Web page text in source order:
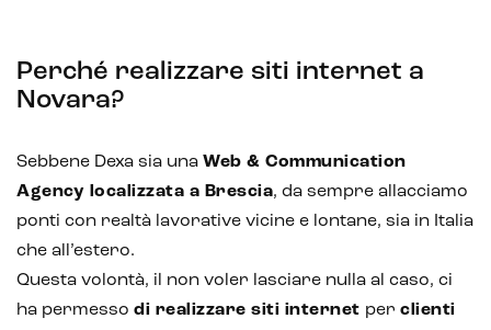
Perché realizzare siti internet a
Novara?
Sebbene Dexa sia una Web & Communication
Agency localizzata a Brescia, da sempre allacciamo
ponti con realtà lavorative vicine e lontane, sia in Italia
che all’estero.
Questa volontà, il non voler lasciare nulla al caso, ci
ha permesso di realizzare siti internet per clienti